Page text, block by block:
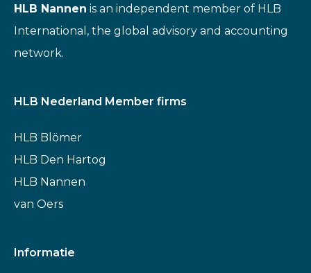
HLB Nannen is an independent member of HLB
International, the global advisory and accounting
network.
HLB Nederland Member firms
HLB Blömer
HLB Den Hartog
HLB Nannen
van Oers
Informatie